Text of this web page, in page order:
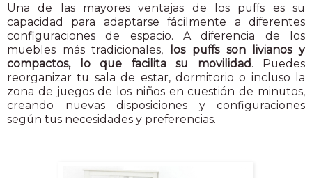
Una de las mayores ventajas de los puffs es su
capacidad para adaptarse fácilmente a diferentes
configuraciones de espacio. A diferencia de los
muebles más tradicionales,
los puffs son livianos y
compactos, lo que facilita su movilidad. Puedes
reorganizar tu sala de estar, dormitorio o incluso la
zona de juegos de los niños en cuestión de minutos,
creando nuevas disposiciones y configuraciones
según tus necesidades y preferencias.